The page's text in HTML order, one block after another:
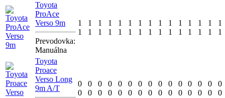
Toyota
ProAce
Verso 9m
Prevodovka:
Manuálna
1
1
1
1
1
1
1
1
1
1
1
1
1
1
1
1
1
1
1
1
1
1
1
1
1
1
1
1
1
1
Toyota
Proace
Verso Long
9m A/T
0
0
0
0
0
0
0
0
0
0
0
0
0
0
0
0
0
0
0
0
0
0
0
0
0
0
0
0
0
0